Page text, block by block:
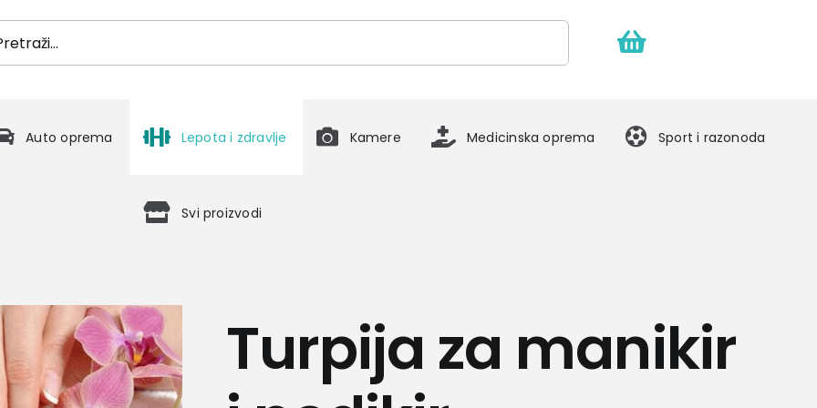
Auto oprema Lepota i zdravlje Kamere Medicinska oprema Sport i razonoda
Svi proizvodi
Turpija za manikir